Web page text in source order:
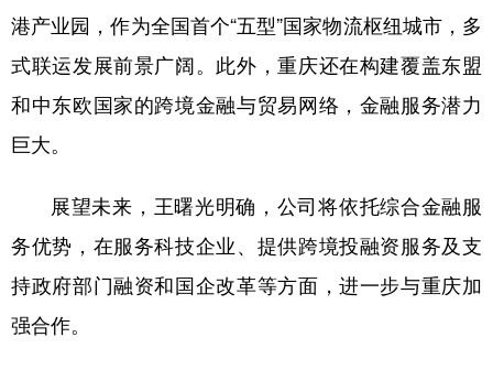
港产业园，作为全国首个“五型”国家物流枢纽城市，多
式联运发展前景广阔。此外，重庆还在构建覆盖东盟
和中东欧国家的跨境金融与贸易网络，金融服务潜力
巨大。
展望未来，王曙光明确，公司将依托综合金融服
务优势，在服务科技企业、提供跨境投融资服务及支
持政府部门融资和国企改革等方面，进一步与重庆加
强合作。